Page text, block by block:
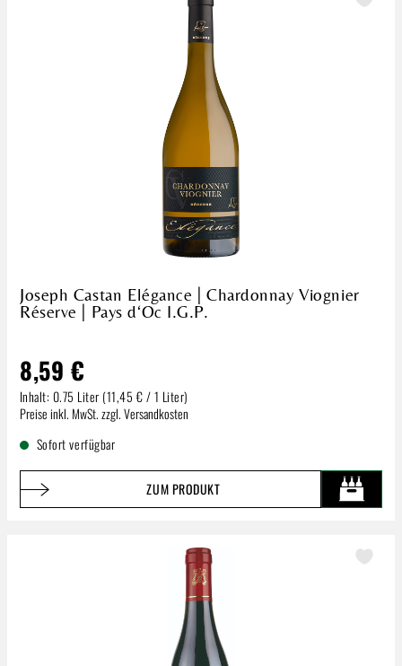
Joseph Castan Elégance | Chardonnay Viognier
Réserve | Pays d‘Oc I.G.P.
8,59 €
Inhalt: 0.75 Liter (11,45 € / 1 Liter)
Regulärer Preis:
Preise inkl. MwSt. zzgl. Versandkosten
Sofort verfügbar
ZUM PRODUKT